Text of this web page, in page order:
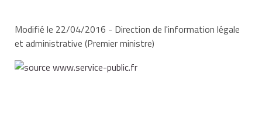
Modifié le 22/04/2016 - Direction de l'information légale
et administrative (Premier ministre)